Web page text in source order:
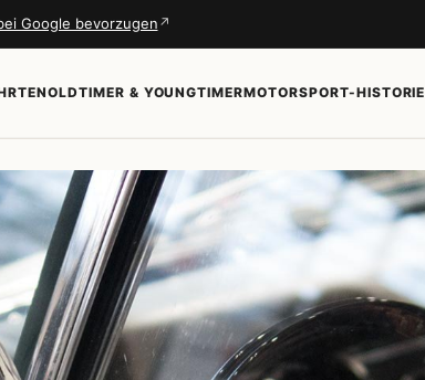
Google bevorzugen↗
OLDTIMER & YOUNGTIMERMOTORSPORT-HISTORIE